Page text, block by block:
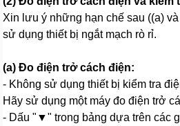
Xin lưu ý những hạn chế sau ((a)
sử dụng thiết bị ngắt mạch rò rỉ.
(a) Đo điện trở cách điện:
- Không sử dụng thiết bị kiểm tra
Hãy sử dụng một máy đo điện trở
- Dấu "▼" trong bảng dựa trên các